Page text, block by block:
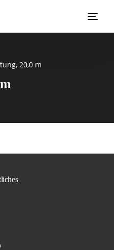
20,0 m